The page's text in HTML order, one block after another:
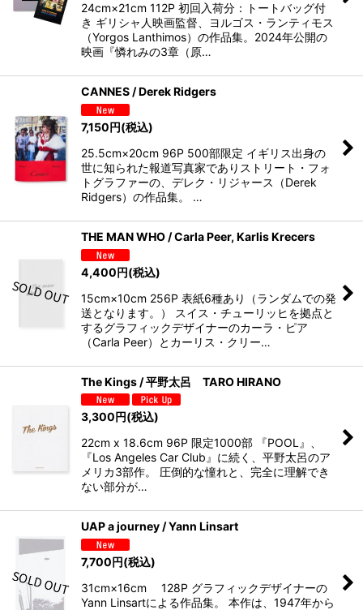
24cm×21cm 112P 初回入荷分：トートバッグ付
き ギリシャ人映画監督、ヨルゴス・ランティモス
（Yorgos Lanthimos）の作品集。2024年公開の
映画『憐れみの3章（原…
CANNES / Derek Ridgers
7,150円(税込)
25.5cm×20cm 96P 500部限定 イギリス出身の
世に知られた報道写真家でありストリート・フォ
トグラファーの、デレク・リジャース（Derek
Ridgers）の作品集。 …
THE MAN WHO / Carla Peer, Karlis Krecers
4,400円(税込)
15cm×10cm 256P 表紙6種あり（ランダムでの発
送となります。） スイス・チューリッヒを拠点と
するグラフィックデザイナーのカーラ・ピア
（Carla Peer）とカーリス・クリー…
The Kings / 平野太呂 TARO HIRANO
3,300円(税込)
22cm x 18.6cm 96P 限定1000部 『POOL』、
『Los Angeles Car Club』に続く、平野太呂のア
メリカ3部作。 圧倒的な憧れと、完全に理解でき
ない部分が…
UAP a journey / Yann Linsart
7,700円(税込)
31cm×16cm 128P グラフィックデザイナーの
Yann Linsartによる作品集。 本作は、1947年から